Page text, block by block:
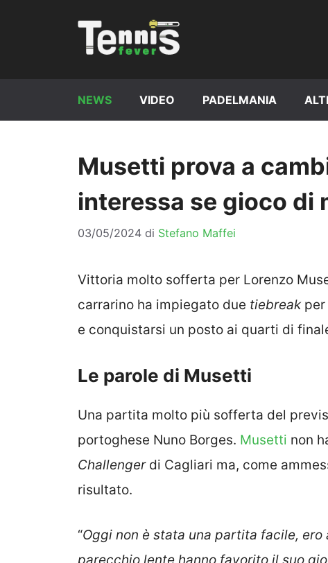
NEWS VIDEO PADELMANIA
Musetti prova a
interessa se gioco di
03/05/2024 di Stefano Maffei
Vittoria molto sofferta per Lorenzo
carrarino ha impiegato due tiebreakper
e conquistarsi un posto ai quarti di
Le parole di Musetti
Una partita molto più sofferta del
portoghese Nuno Borges. Musetti non
Challengerdi Cagliari ma, come
risultato.
“Oggi non è stata una partita facile,
parecchio lente hanno favorito il suo